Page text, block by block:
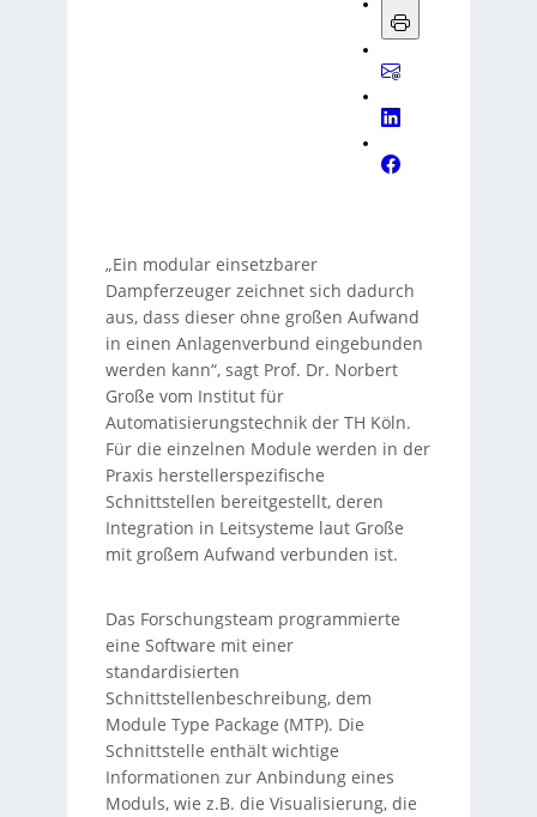
„Ein modular einsetzbarer
Dampferzeuger zeichnet sich dadurch
aus, dass dieser ohne großen Aufwand
in einen Anlagenverbund eingebunden
werden kann“, sagt Prof. Dr. Norbert
Große vom Institut für
Automatisierungstechnik der TH Köln.
Für die einzelnen Module werden in der
Praxis herstellerspezifische
Schnittstellen bereitgestellt, deren
Integration in Leitsysteme laut Große
mit großem Aufwand verbunden ist.
Das Forschungsteam programmierte
eine Software mit einer
standardisierten
Schnittstellenbeschreibung, dem
Module Type Package (MTP). Die
Schnittstelle enthält wichtige
Informationen zur Anbindung eines
Moduls, wie z.B. die Visualisierung, die